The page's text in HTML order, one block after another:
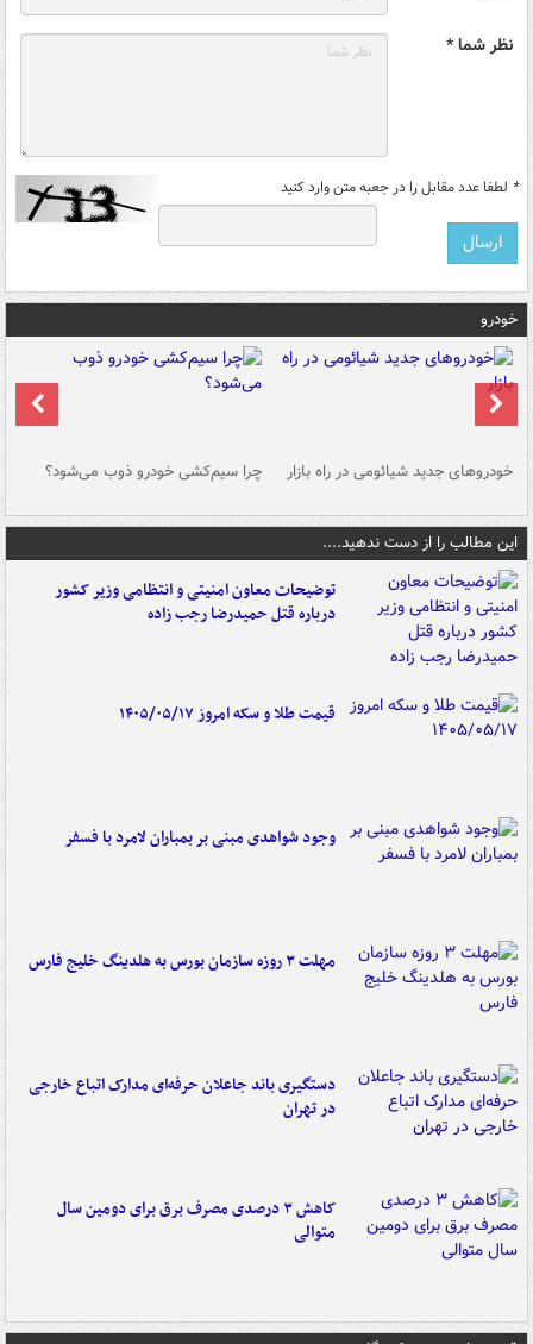
نظر شما *
* لطفا عدد مقابل را در جعبه متن وارد کنید
خودرو
خودروهای جدید شیائومی در راه بازار چرا سیم‌کشی خودرو ذوب می‌شود؟
این مطالب را از دست ندهید....
توضیحات معاون امنیتی و انتظامی وزیر کشور
درباره قتل حمیدرضا رجب زاده
قیمت طلا و سکه امروز ۱۴۰۵/۰۵/۱۷
وجود شواهدی مبنی بر بمباران لامرد با فسفر
مهلت ۳ روزه سازمان بورس به هلدینگ خلیج فارس
دستگیری باند جاعلان حرفه‌ای مدارک اتباع خارجی
در تهران
کاهش ۳ درصدی مصرف برق برای دومین سال
متوالی